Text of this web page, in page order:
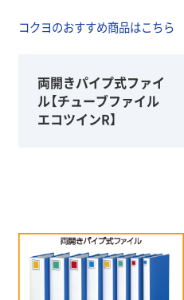
コクヨのおすすめ商品はこちら
両開きパイプ式ファイ
ル【チューブファイル
エコツインR】